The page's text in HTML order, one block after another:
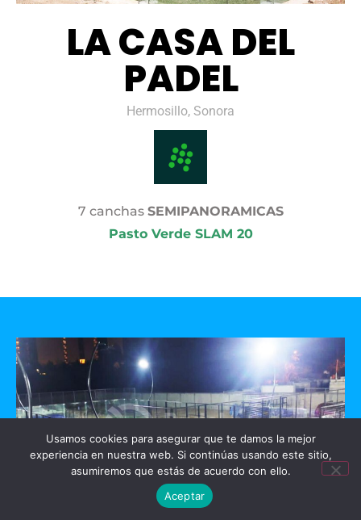
LA CASA DEL
PADEL
Hermosillo, Sonora
7 canchas SEMIPANORAMICAS
Pasto Verde SLAM 20
Usamos cookies para asegurar que te damos la mejor
experiencia en nuestra web. Si continúas usando este sitio,
asumiremos que estás de acuerdo con ello.
Aceptar